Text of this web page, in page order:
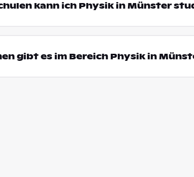
kann ich Physik in Münster
gibt es im Bereich Physik in